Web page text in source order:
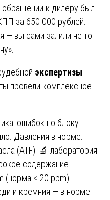
к дилеру был
за 650 000 рублей.
— вы сами залили не то
экспертизы
провели комплексное
ошибок по блоку
Давления в норме.
(ATF): 🔬 лаборатория
содержание
(норма < 20 ppm).
и кремния — в норме.